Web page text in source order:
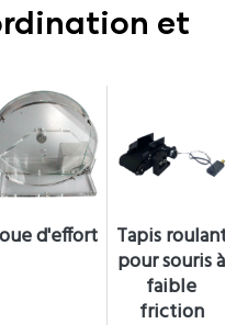
et
d'effort Tapis
pour souris à
faible
friction